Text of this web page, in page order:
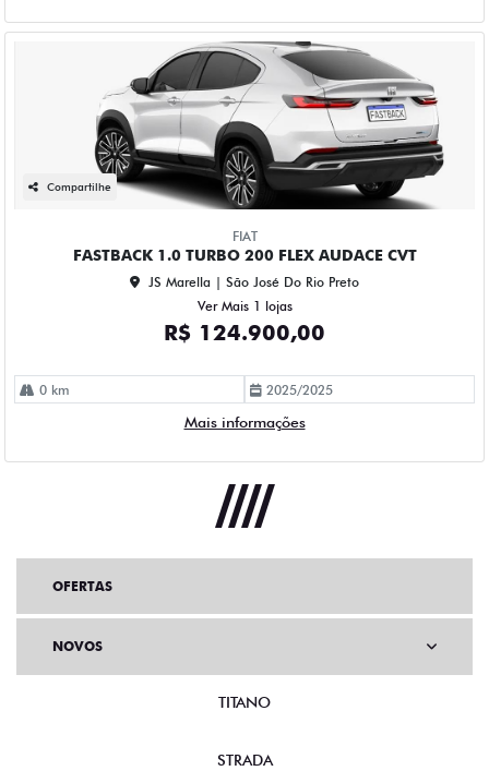
Compartilhe
FIAT
FASTBACK 1.0 TURBO 200 FLEX AUDACE CVT
JS Marella | São José Do Rio Preto
Ver Mais 1 lojas
R$ 124.900,00
0 km 2025/2025
Mais informações
OFERTAS
NOVOS
TITANO
STRADA